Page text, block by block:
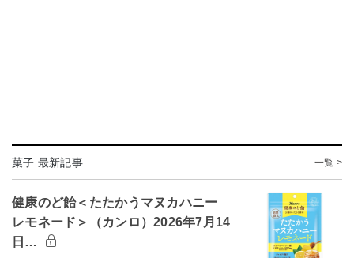
菓子 最新記事 一覧 >
健康のど飴＜たたかうマヌカハニー
レモネード＞（カンロ）2026年7月14
日…